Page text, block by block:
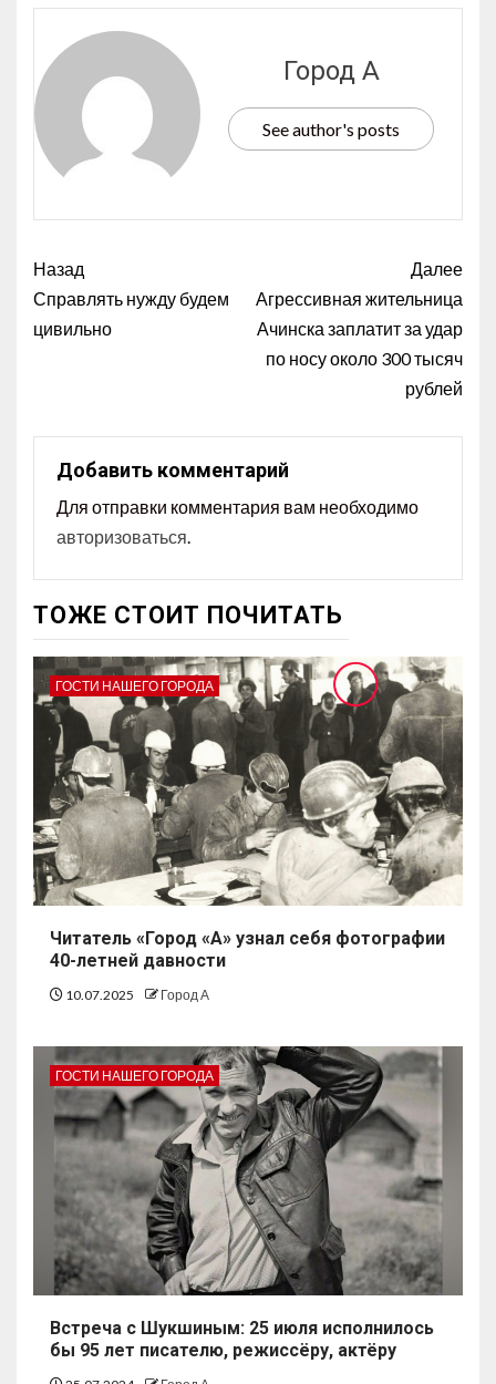
Город А
See author's posts
Назад
Справлять нужду будем
цивильно
Далее
Агрессивная жительница
Ачинска заплатит за удар
по носу около 300 тысяч
рублей
Добавить комментарий
Для отправки комментария вам необходимо
авторизоваться.
ТОЖЕ СТОИТ ПОЧИТАТЬ
ГОСТИ НАШЕГО ГОРОДА
Читатель «Город «А» узнал себя фотографии
40-летней давности
10.07.2025 Город А
ГОСТИ НАШЕГО ГОРОДА
Встреча с Шукшиным: 25 июля исполнилось
бы 95 лет писателю, режиссёру, актёру